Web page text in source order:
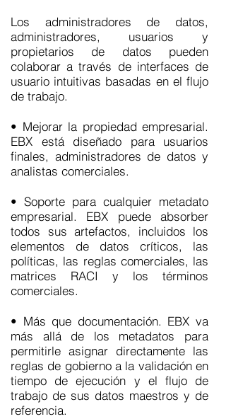
Los administradores de datos,
administradores, usuarios y
propietarios de datos pueden
colaborar a través de interfaces de
usuario intuitivas basadas en el flujo
de trabajo.
• Mejorar la propiedad empresarial.
EBX está diseñado para usuarios
finales, administradores de datos y
analistas comerciales.
• Soporte para cualquier metadato
empresarial. EBX puede absorber
todos sus artefactos, incluidos los
elementos de datos críticos, las
políticas, las reglas comerciales, las
matrices RACI y los términos
comerciales.
• Más que documentación. EBX va
más allá de los metadatos para
permitirle asignar directamente las
reglas de gobierno a la validación en
tiempo de ejecución y el flujo de
trabajo de sus datos maestros y de
referencia.